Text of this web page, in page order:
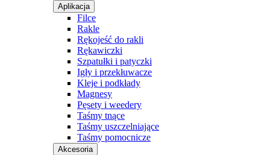
Aplikacja
Filce
Rakle
Rękojeść do rakli
Rękawiczki
Szpatułki i patyczki
Igły i przekłuwacze
Kleje i podkłady
Magnesy
Pęsety i weedery
Taśmy tnące
Taśmy uszczelniające
Taśmy pomocnicze
Akcesoria